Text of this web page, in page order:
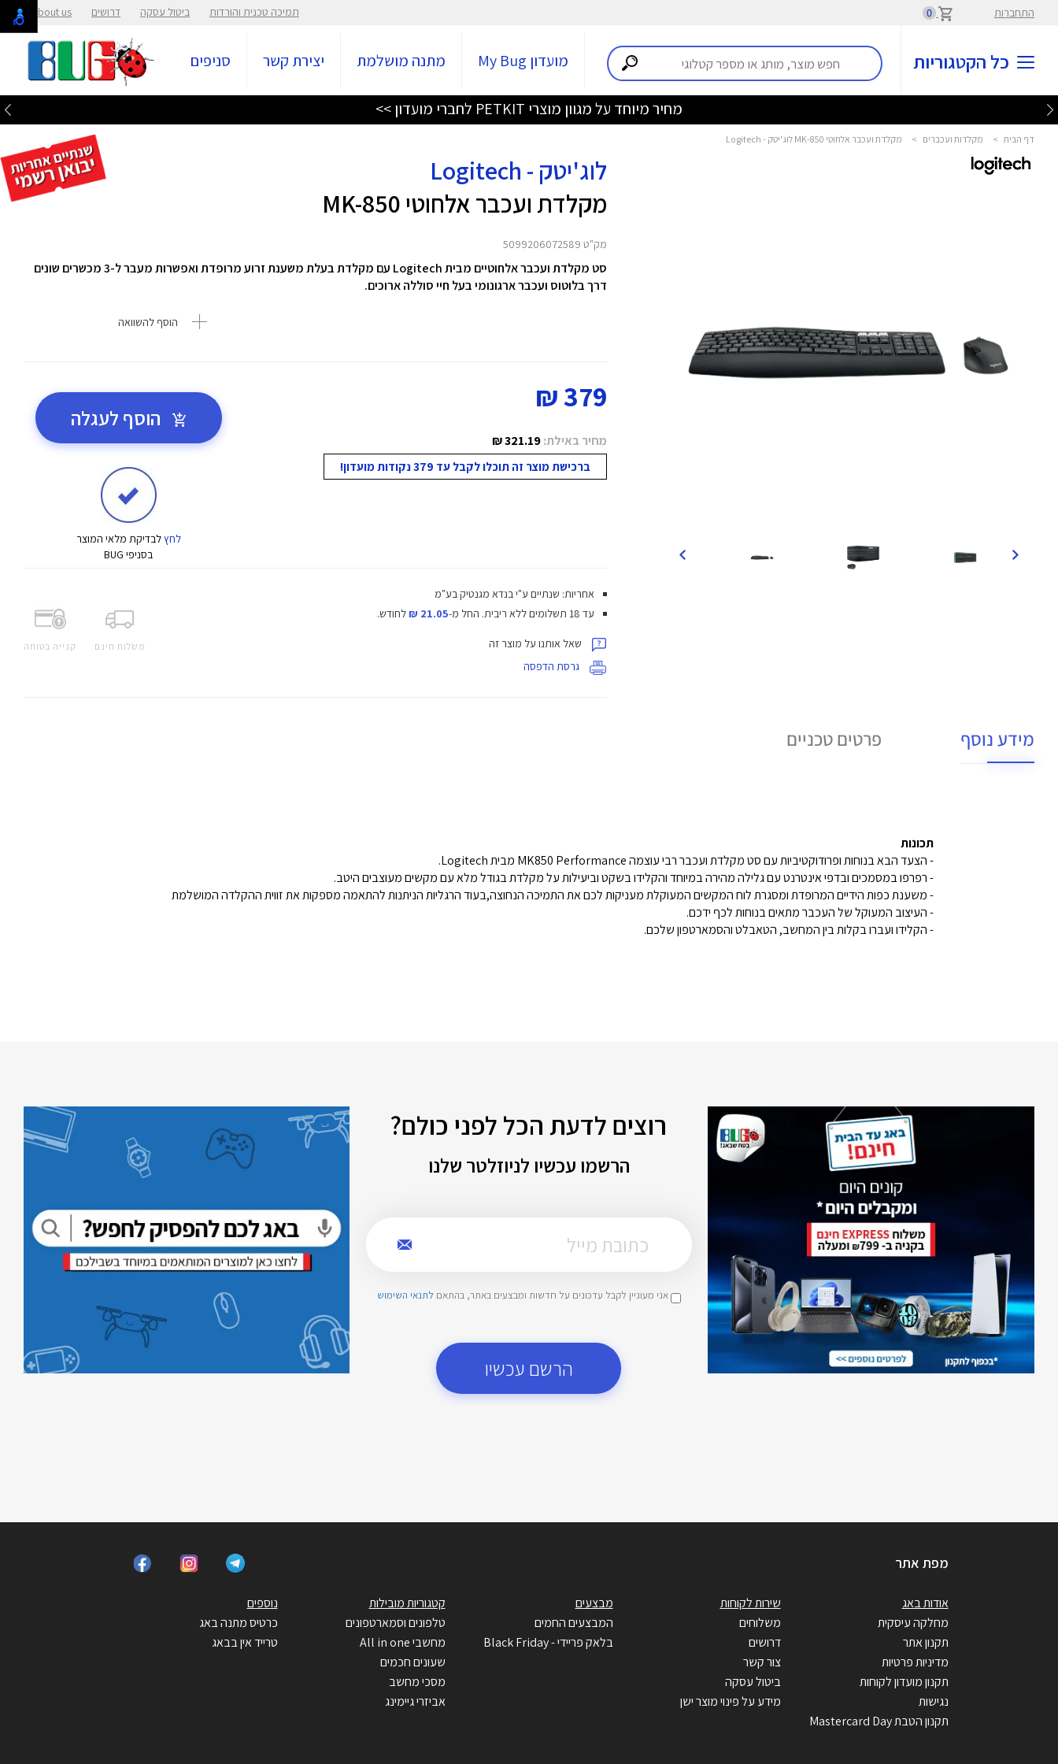
התחברות 0 תמיכה טכנית והורדות ביטול עסקה דרושים About us
כל הקטגוריות מועדון My Bug מתנה מושלמת יצירת קשר סניפים
מחיר מיוחד על מגוון מוצרי PETKIT לחברי מועדון >>
דף הבית > מקלדות ועכברים > מקלדת ועכבר אלחוטי MK-850 לוג'יטק - Logitech
לוג'יטק - Logitech
מקלדת ועכבר אלחוטי MK-850
מק"ט 5099206072589
סט מקלדת ועכבר אלחוטיים מבית Logitech עם מקלדת בעלת משענת זרוע מרופדת ואפשרות מעבר ל-3 מכשרים שונים
דרך בלוטוס ועכבר ארגונומי בעל חיי סוללה ארוכים.
הוסף להשוואה
379 ₪
מחיר באילת:321.19 ₪
ברכישת מוצר זה תוכלו לקבל עד 379 נקודות מועדון!
הוסף לעגלה
לחץלבדיקת מלאי המוצר
בסניפי BUG
משלוח חינם קנייה בטוחה
אחריות: שנתיים ע"י בנדא מגנטיק בע"מ
עד 18 תשלומים ללא ריבית.
החל מ-21.05 ₪ לחודש.
שאל אותנו על מוצר זה
גרסת הדפסה
מידע נוסף פרטים טכניים
תכונות
- הצעד הבא בנוחות ופרודוקטיביות עם סט מקלדת ועכבר רבי עוצמה MK850 Performance מבית Logitech.
- רפרפו במסמכים ובדפי אינטרנט עם גלילה מהירה במיוחד והקלידו בשקט וביעילות על מקלדת בגודל מלא עם מקשים מעוצבים היטב.
- משענת כפות הידיים המרופדת ומסגרת לוח המקשים המעוקלת מעניקות לכם את התמיכה הנחוצה,בעוד הרגליות הניתנות להתאמה מספקות את זווית ההקלדה המושלמת
- העיצוב המעוקל של העכבר מתאים בנוחות לכף ידכם.
- הקלידו ועברו בקלות בין המחשב, הטאבלט והסמארטפון שלכם.
רוצים לדעת הכל לפני כולם?
הרשמו עכשיו לניוזלטר שלנו
אני מעוניין לקבל עדכונים על חדשות ומבצעים באתר, בהתאם לתנאי השימוש
הרשם עכשיו
מפת אתר
אודות באג
מחלקה עיסקית
תקנון אתר
מדיניות פרטיות
תקנון מועדון לקוחות
נגישות
תקנון הטבת Mastercard Day
שירות לקוחות
משלוחים
דרושים
צור קשר
ביטול עסקה
מידע על פינוי מוצר ישן
מבצעים
המבצעים החמים
בלאק פריידי - Black Friday
קטגוריות מובילות
טלפונים וסמארטפונים
מחשבי All in one
שעונים חכמים
מסכי מחשב
אביזרי גיימינג
נוספים
כרטיס מתנה באג
טרייד אין בבאג